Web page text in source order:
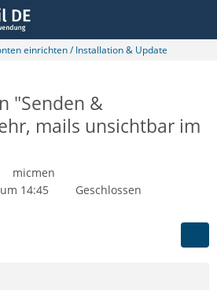
einrichten / Installation & Update
"Senden &
mails unsichtbar im
micmen
14:45
Geschlossen